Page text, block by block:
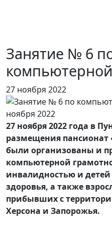
Занятие № 6
27 ноября 2022
27 ноября 2022 года в
размещения пансионат
были организованы и
компьютерной
инвалидностью и
здоровья, а также
прибывших с
Херсона и Запорожья.